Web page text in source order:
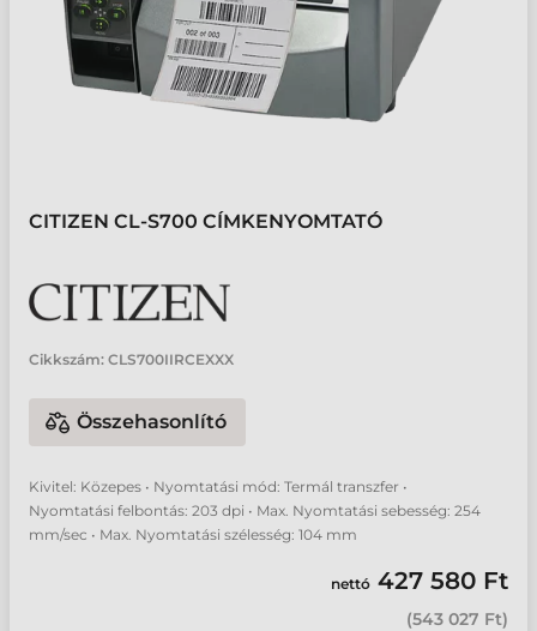
CITIZEN CL-S700 CÍMKENYOMTATÓ
Cikkszám: CLS700IIRCEXXX
Összehasonlító
Kivitel: Közepes • Nyomtatási mód: Termál transzfer •
Nyomtatási felbontás: 203 dpi • Max. Nyomtatási sebesség: 254
mm/sec • Max. Nyomtatási szélesség: 104 mm
nettó 427 580 Ft
(543 027 Ft)